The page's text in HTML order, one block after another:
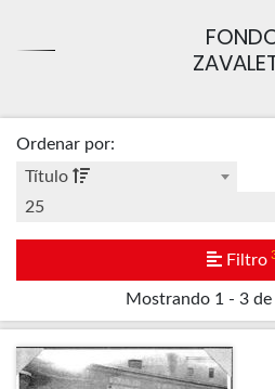
Mostrando 1 - 3 de
Ordenar por:
Título
25
Filtro